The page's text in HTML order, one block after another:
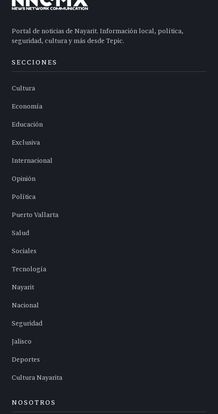
Portal de noticias de Nayarit. Información local, política,
seguridad, cultura y más desde Tepic.
SECCIONES
Cultura
Economía
Educación
Exclusiva
Internacional
Opinión
Política
Puerto Vallarta
Salud
Sociales
Tecnología
Nayarit
Nacional
Seguridad
Jalisco
Deportes
Cultura Nayarita
NOSOTROS